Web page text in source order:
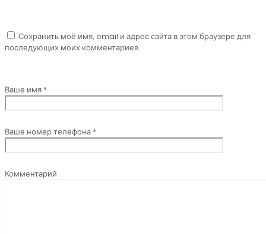
Комментарий
Ваше имя *
Сохранить моё имя, email и адрес сайта в этом браузере для
последующих моих комментариев.
Ваше номер телефона *